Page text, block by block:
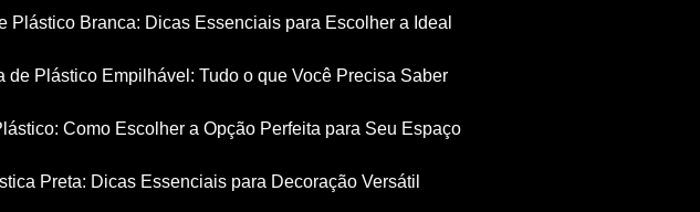
Plástico Branca: Dicas Essenciais para Escolher a Ideal
de Plástico Empilhável: Tudo o que Você Precisa Saber
Como Escolher a Opção Perfeita para Seu Espaço
Preta: Dicas Essenciais para Decoração Versátil